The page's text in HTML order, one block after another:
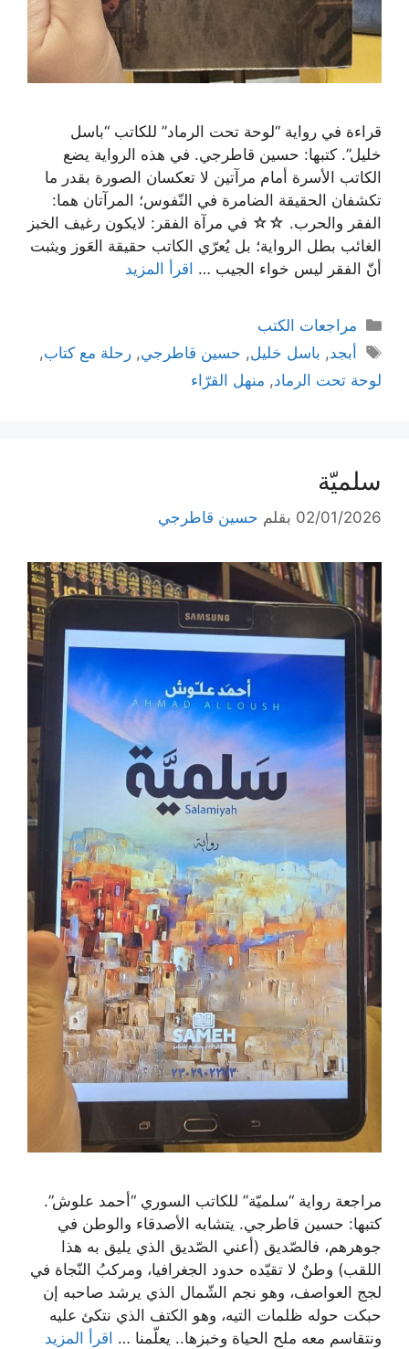
قراءة في رواية “لوحة تحت الرماد” للكاتب “باسل
خليل”. كتبها: حسين قاطرجي. في هذه الرواية يضع
الكاتب الأسرة أمام مرآتين لا تعكسان الصورة بقدر ما
تكشفان الحقيقة الضامرة في النّفوس؛ المرآتان هما:
الفقر والحرب. ☆☆ في مرآة الفقر: لايكون رغيف الخبز
الغائب بطل الرواية؛ بل يُعرّي الكاتب حقيقة العَوز ويثبت
أنّ الفقر ليس خواء الجيب … اقرأ المزيد
التصنيفات
مراجعات الكتب
الوسوم
أبجد, باسل خليل, حسين قاطرجي,رحلة مع كتاب,
لوحة تحت الرماد, منهل القرّاء
سلميّة
02/01/2026 بقلم حسين قاطرجي
مراجعة رواية “سلميّة” للكاتب السوري “أحمد علوش”.
كتبها: حسين قاطرجي. يتشابه الأصدقاء والوطن في
جوهرهم، فالصّديق (أعني الصّديق الذي يليق به هذا
اللقب) وطنٌ لا تقيّده حدود الجغرافيا، ومركبُ النّجاة في
لجج العواصف، وهو نجم الشّمال الذي يرشد صاحبه إن
حبكت حوله ظلمات التيه، وهو الكتف الذي نتكئ عليه
ونتقاسم معه ملح الحياة وخبزها.. يعلّمنا … اقرأ المزيد